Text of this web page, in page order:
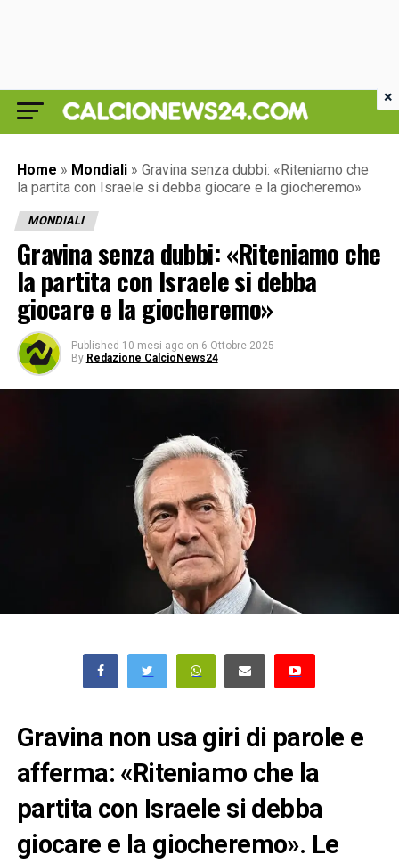
Home » Mondiali » Gravina senza dubbi: «Riteniamo che
la partita con Israele si debba giocare e la giocheremo»
MONDIALI
Gravina senza dubbi: «Riteniamo che
la partita con Israele si debba
giocare e la giocheremo»
Published 10 mesi ago on 6 Ottobre 2025
By Redazione CalcioNews24
Gravina non usa giri di parole e
afferma: «Riteniamo che la
partita con Israele si debba
giocare e la giocheremo». Le
×